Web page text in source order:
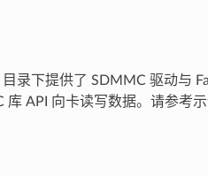
目录下提供了 SDMMC 驱动与
库 API 向卡读写数据。请参考